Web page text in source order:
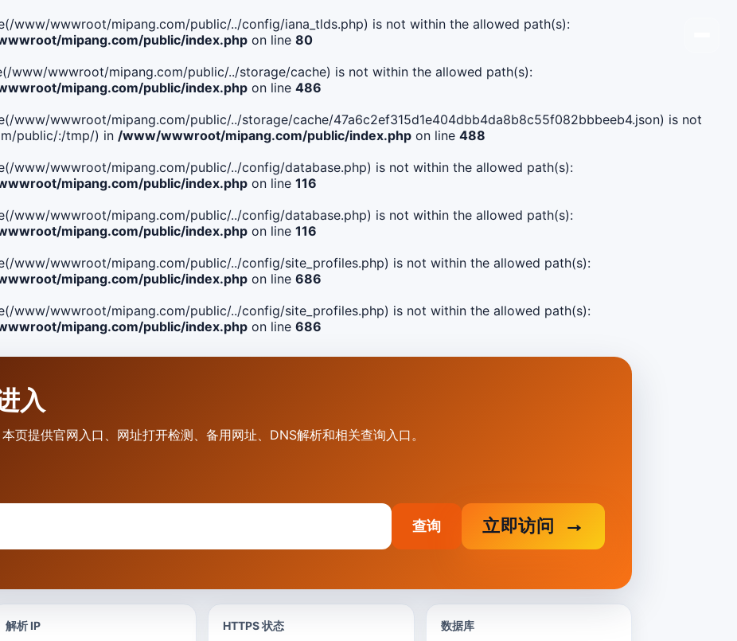
www/wwwroot/mipang.com/public/../config/iana_tlds.php) is not within the allowed path(s):
mipang.com/public/index.php on line 80
www/wwwroot/mipang.com/public/../storage/cache) is not within the allowed path(s):
mipang.com/public/index.php on line 486
www/wwwroot/mipang.com/public/../storage/cache/47a6c2ef315d1e404dbb4da8b8c55f082bbbeeb4.json) is not
public/:/tmp/) in /www/wwwroot/mipang.com/public/index.php on line 488
www/wwwroot/mipang.com/public/../config/database.php) is not within the allowed path(s):
mipang.com/public/index.php on line 116
www/wwwroot/mipang.com/public/../config/database.php) is not within the allowed path(s):
mipang.com/public/index.php on line 116
www/wwwroot/mipang.com/public/../config/site_profiles.php) is not within the allowed path(s):
mipang.com/public/index.php on line 686
www/wwwroot/mipang.com/public/../config/site_profiles.php) is not within the allowed path(s):
mipang.com/public/index.php on line 686
入
页提供官网入口、网址打开检测、备用网址、DNS解析和相关查询入口。
查询 立即访问
解析 IP HTTPS 状态 数据库